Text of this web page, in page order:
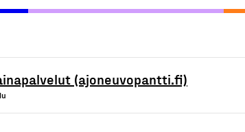
(ajoneuvopantti.fi)